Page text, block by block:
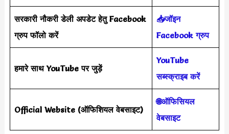
सरकारी नौकरी डेली अपडेट हेतु Facebook
ग्रुप फॉलो करें
📥जॉइन
Facebook ग्रुप
हमारे साथ YouTube पर जुड़ें
YouTube
सब्स्क्राइब करें
Official Website(ऑफिशियल वेबसाइट)
🌐ऑफिसियल
वेबसाइट